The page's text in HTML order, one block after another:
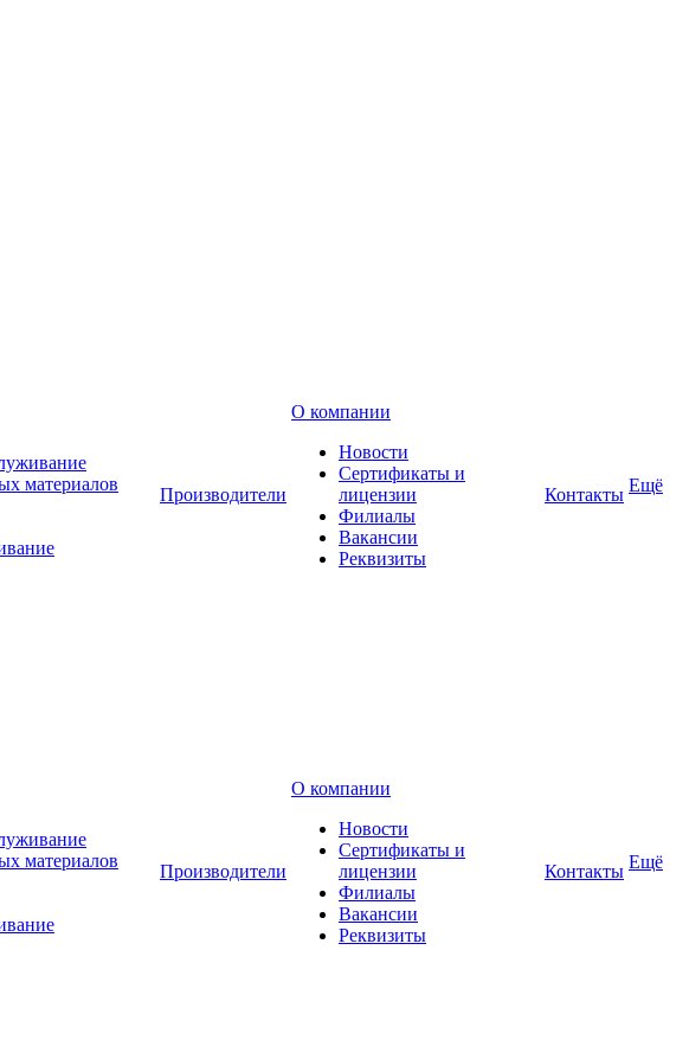
материалов
Производители
О компании
Новости
Сертификаты и
лицензии
Филиалы
Вакансии
Реквизиты
Контакты Ещё
материалов
Производители
О компании
Новости
Сертификаты и
лицензии
Филиалы
Вакансии
Реквизиты
Контакты Ещё